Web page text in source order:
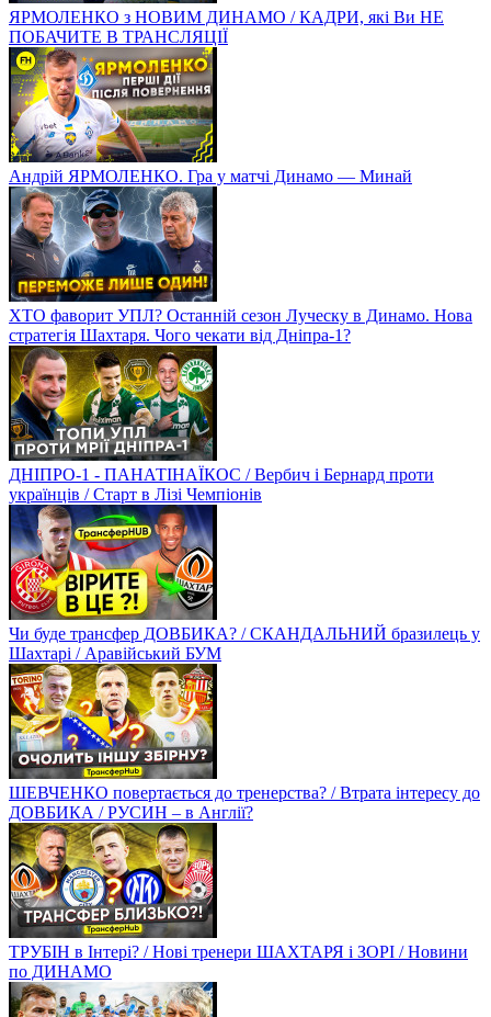
ЯРМОЛЕНКО з НОВИМ ДИНАМО / КАДРИ, які Ви НЕ
ПОБАЧИТЕ В ТРАНСЛЯЦІЇ
Андрій ЯРМОЛЕНКО. Гра у матчі Динамо — Минай
ХТО фаворит УПЛ? Останній сезон Луческу в Динамо. Нова
стратегія Шахтаря. Чого чекати від Дніпра-1?
ДНІПРО-1 - ПАНАТІНАЇКОС / Вербич і Бернард проти
українців / Старт в Лізі Чемпіонів
Чи буде трансфер ДОВБИКА? / СКАНДАЛЬНИЙ бразилець у
Шахтарі / Аравійський БУМ
ШЕВЧЕНКО повертається до тренерства? / Втрата інтересу до
ДОВБИКА / РУСИН – в Англії?
ТРУБІН в Інтері? / Нові тренери ШАХТАРЯ і ЗОРІ / Новини
по ДИНАМО